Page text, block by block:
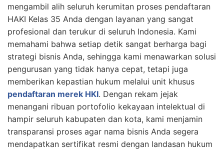
mengambil alih seluruh kerumitan proses pendaftaran
HAKI Kelas 35 Anda dengan layanan yang sangat
profesional dan terukur di seluruh Indonesia. Kami
memahami bahwa setiap detik sangat berharga bagi
strategi bisnis Anda, sehingga kami menawarkan solusi
pengurusan yang tidak hanya cepat, tetapi juga
memberikan kepastian hukum melalui unit khusus
pendaftaran merek HKI. Dengan rekam jejak
menangani ribuan portofolio kekayaan intelektual di
hampir seluruh kabupaten dan kota, kami menjamin
transparansi proses agar nama bisnis Anda segera
mendapatkan sertifikat resmi dengan landasan hukum